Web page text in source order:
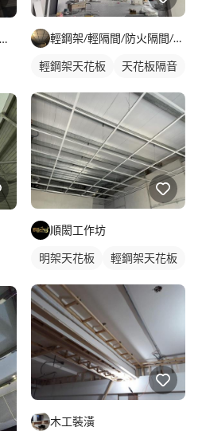
銘翰工有限公司=泥作師傅=磁磚師傅=輕隔間師傅=無障礙新作 輕鋼架/輕隔間/防火隔間/造型天花/自工價廉
輕鋼架天花板 天花板隔音
順閎工作坊
明架天花板 輕鋼架天花板
木工裝潢